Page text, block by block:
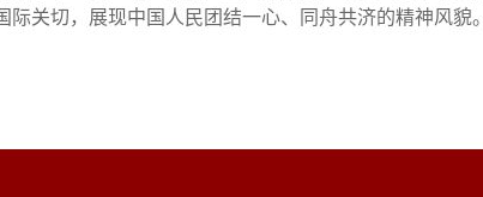
关切，展现中国人民团结一心、同舟共济的精神风貌。